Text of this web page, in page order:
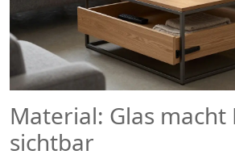
Material: Glas macht
sichtbar